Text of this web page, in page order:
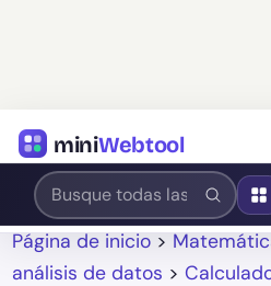
miniWebtool
Página de inicio >
análisis de datos >